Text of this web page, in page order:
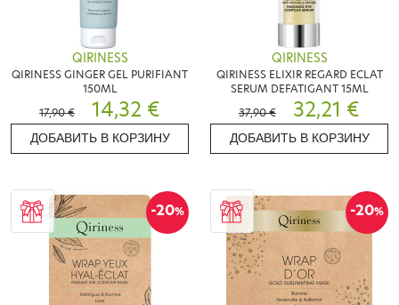
QIRINESS
QIRINESS GINGER GEL PURIFIANT
150ML
17,90 €
14,32 €
ДОБАВИТЬ В КОРЗИНУ
QIRINESS
QIRINESS ELIXIR REGARD ECLAT
SERUM DEFATIGANT 15ML
37,90 €
32,21 €
ДОБАВИТЬ В КОРЗИНУ
-20% -20%